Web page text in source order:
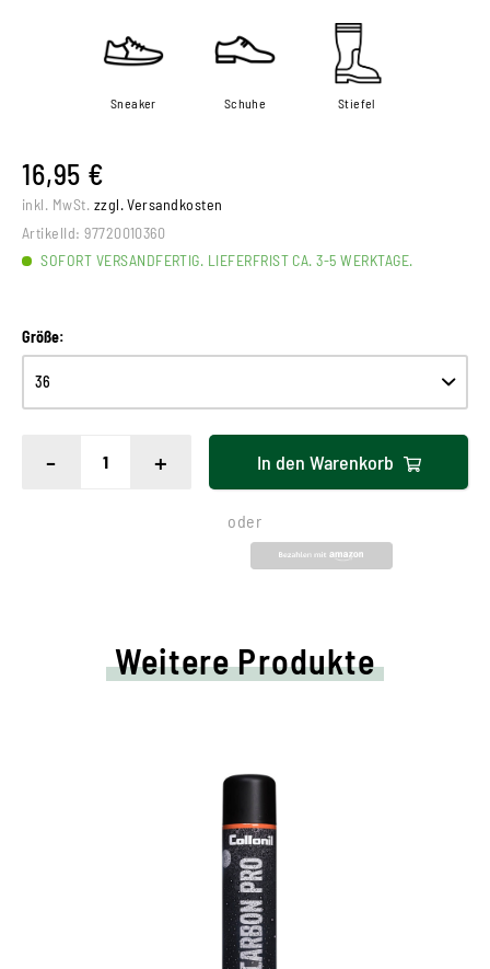
Sneaker Schuhe Stiefel
16,95 €
inkl. MwSt. zzgl. Versandkosten
ArtikelId: 97720010360
SOFORT VERSANDFERTIG. LIEFERFRIST CA. 3-5 WERKTAGE.
Größe:
- + In den Warenkorb
oder
Weitere Produkte
HighTech-Schutz für alle
Materialien
für Schuhe, Funktionsjacken, Handtaschen,